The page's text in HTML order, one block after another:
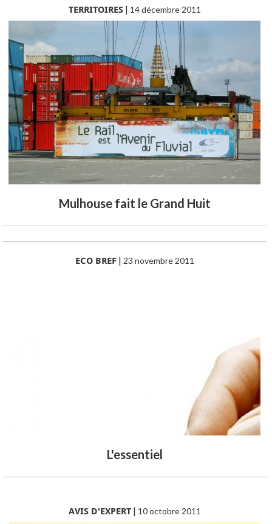
TERRITOIRES| 14 décembre 2011
Mulhouse fait le Grand Huit
ECO BREF| 23 novembre 2011
L'essentiel
AVIS D'EXPERT| 10 octobre 2011